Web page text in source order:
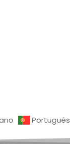
Português